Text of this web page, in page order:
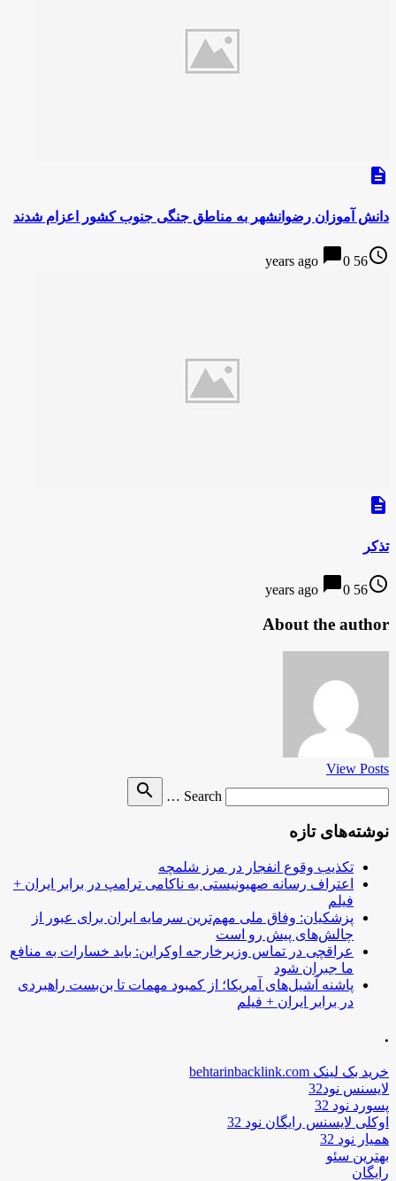
description
دانش آموزان رضوانشهر به مناطق جنگی جنوب کشور اعزام شدند
access_time
56 years ago
chat_bubble0
description
تذکر
access_time
56 years ago
chat_bubble0
About the author
View Posts
Search …
search
نوشته‌های تازه
تکذیب وقوع انفجار در مرز شلمچه
اعتراف رسانه صهیونیستی به ناکامی ترامپ در برابر ایران +
فیلم
پزشکیان: وفاق ملی مهم‌ترین سرمایه ایران برای عبور از
چالش‌های پیش رو است
عراقچی در تماس وزیرخارجه اوکراین: باید خسارات به منافع
ما جبران شود
پاشنه آشیل‌های آمریکا؛ از کمبود مهمات تا بن‌بست راهبردی
در برابر ایران + فیلم
.
خرید بک لینک behtarinbacklink.com
لایسنس نود32
پسورد نود 32
اوکلی لایسنس رایگان نود 32
همیار نود 32
بهترین سئو
رایگان